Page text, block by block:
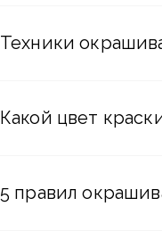
Техники
Какой цвет
5 правил